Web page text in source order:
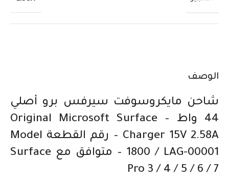
الوصف
شاحن مايكروسوفت سيرفس برو أصلي
44 واط – Original Microsoft Surface
Charger 15V 2.58A – رقم القطعة Model
1800 / LAG-00001 – متوافق مع Surface
Pro 3 / 4 / 5 / 6 / 7